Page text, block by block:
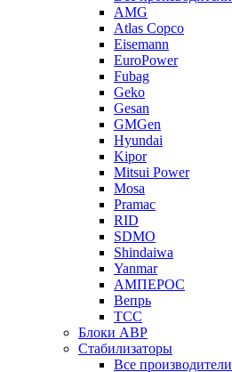
AMG
Atlas Copco
Eisemann
EuroPower
Fubag
Geko
Gesan
GMGen
Hyundai
Kipor
Mitsui Power
Mosa
Pramac
RID
SDMO
Shindaiwa
Yanmar
АМПЕРОС
Вепрь
ТСС
Блоки АВР
Стабилизаторы
Все производители